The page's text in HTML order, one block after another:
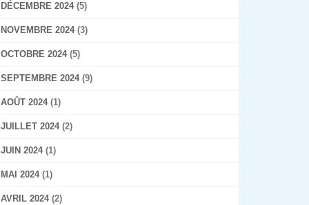
DÉCEMBRE 2024(5)
NOVEMBRE 2024(3)
OCTOBRE 2024(5)
SEPTEMBRE 2024(9)
AOÛT 2024(1)
JUILLET 2024(2)
JUIN 2024(1)
MAI 2024(1)
AVRIL 2024(2)